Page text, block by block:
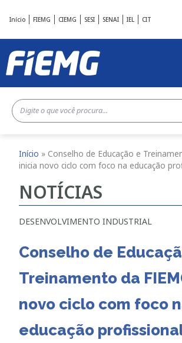
Início FIEMG CIEMG SESI SENAI IEL CIT
Início » Conselho de Educação e
inicia novo ciclo com foco na educação
NOTÍCIAS
DESENVOLVIMENTO INDUSTRIAL
Conselho de
Treinamento da
novo ciclo com foco
educação